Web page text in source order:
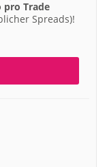
pro Trade
Spreads)!